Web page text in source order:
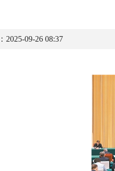
2025-09-26 08:37